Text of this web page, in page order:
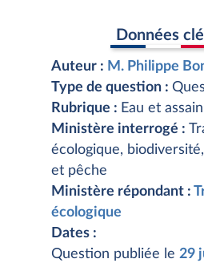
Données
Auteur : M. Philippe
Type de question :
Rubrique : Eau et
Ministère interrogé :
écologique,
et pêche
Ministère répondant :
écologique
Dates :
Question publiée le 29